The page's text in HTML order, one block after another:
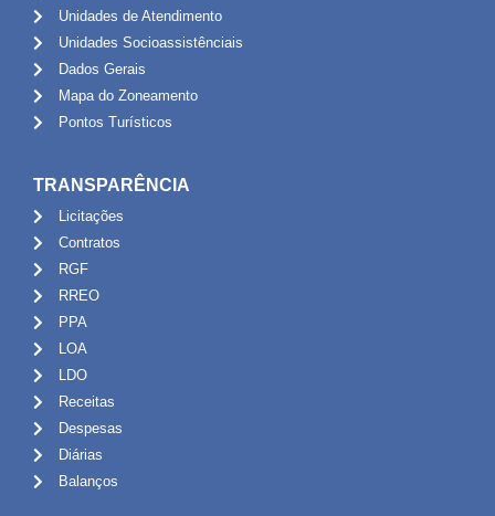
Unidades de Atendimento
Unidades Socioassistênciais
Dados Gerais
Mapa do Zoneamento
Pontos Turísticos
TRANSPARÊNCIA
Licitações
Contratos
RGF
RREO
PPA
LOA
LDO
Receitas
Despesas
Diárias
Balanços